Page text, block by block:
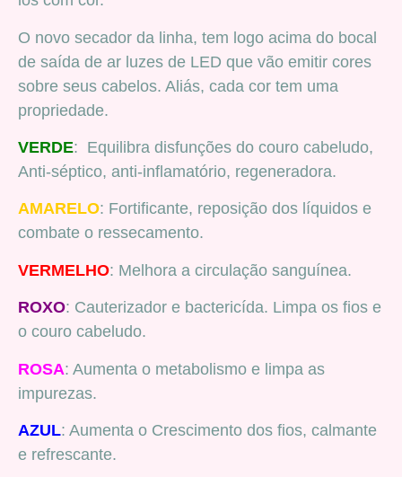
O novo secador da linha, tem logo acima do bocal
de saída de ar luzes de LED que vão emitir cores
sobre seus cabelos. Aliás, cada cor tem uma
propriedade.
VERDE: Equilibra disfunções do couro cabeludo,
Anti-séptico, anti-inflamatório, regeneradora.
AMARELO: Fortificante, reposição dos líquidos e
combate o ressecamento.
VERMELHO: Melhora a circulação sanguínea.
ROXO: Cauterizador e bactericída. Limpa os fios e
o couro cabeludo.
ROSA: Aumenta o metabolismo e limpa as
impurezas.
AZUL: Aumenta o Crescimento dos fios, calmante
e refrescante.